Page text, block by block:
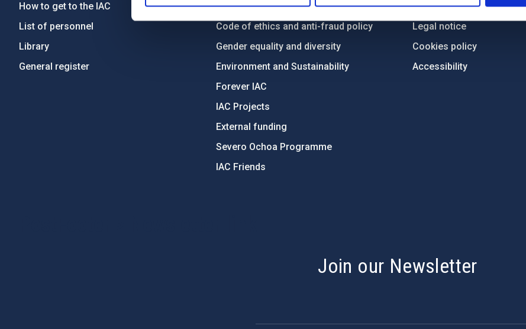
How to get to the IAC
List of personnel
Library
General register
Transparency
Code of ethics and anti-fraud policy
Gender equality and diversity
Environment and Sustainability
Forever IAC
IAC Projects
External funding
Severo Ochoa Programme
IAC Friends
Privacy policy
Legal notice
Cookies policy
Accessibility
Join our Newsletter